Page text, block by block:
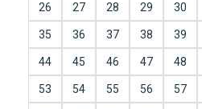
26 27 28 29 30
35 36 37 38 39
44 45 46 47 48
53 54 55 56 57